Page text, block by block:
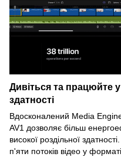
Дивіться та працюйте у
здатності
Вдосконалений Media
AV1 дозволяє більш
високої роздільної
п'яти потоків відео у